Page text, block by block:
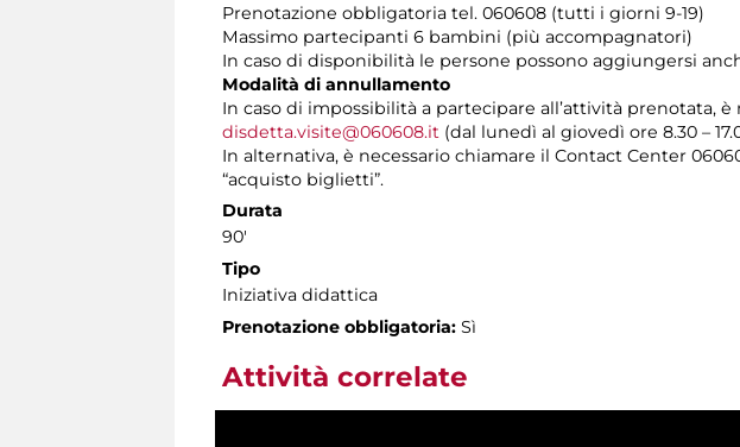
Prenotazione obbligatoria tel. 060608 (tutti i giorni 9-19)
Massimo partecipanti 6 bambini (più accompagnatori)
In caso di disponibilità le persone possono aggiungersi
Modalità di annullamento
In caso di impossibilità a partecipare all’attività prenotata,
disdetta.visite@060608.it (dal lunedì al giovedì ore 8.30 –
In alternativa, è necessario chiamare il Contact Center
“acquisto biglietti”.
Durata
90'
Tipo
Iniziativa didattica
Prenotazione obbligatoria: Sì
Attività correlate